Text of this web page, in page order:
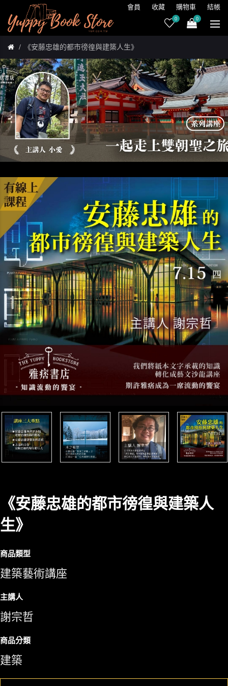
會員 收藏 購物車 結帳
0 0
《安藤忠雄的都市徬徨與建築人生》
《安藤忠雄的都市徬徨與建築人
生》
商品類型
建築藝術講座
主講人
謝宗哲
商品分類
建築